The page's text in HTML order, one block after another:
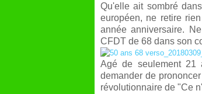
Qu'elle ait sombré
européen, ne retire
année anniversaire.
CFDT de 68 dans son
Agé de seulement
demander de
révolutionnaire de "Ce